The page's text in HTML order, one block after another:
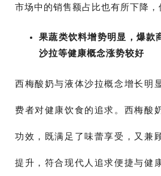
市场中的销售额占比也有所下降，
果蔬类饮料增势明显，爆款
沙拉等健康概念涨势较好
西梅酸奶与液体沙拉概念增长明
费者对健康饮食的追求。西梅酸
功效，既满足了味蕾享受，又兼
提升，符合现代人追求便捷与健